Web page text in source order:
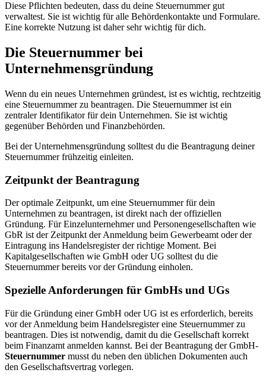
Diese Pflichten bedeuten, dass du deine Steuernummer gut
verwaltest. Sie ist wichtig für alle Behördenkontakte und Formulare.
Eine korrekte Nutzung ist daher sehr wichtig für dich.
Die Steuernummer bei
Unternehmensgründung
Wenn du ein neues Unternehmen gründest, ist es wichtig, rechtzeitig
eine Steuernummer zu beantragen. Die Steuernummer ist ein
zentraler Identifikator für dein Unternehmen. Sie ist wichtig
gegenüber Behörden und Finanzbehörden.
Bei der Unternehmensgründung solltest du die Beantragung deiner
Steuernummer frühzeitig einleiten.
Zeitpunkt der Beantragung
Der optimale Zeitpunkt, um eine Steuernummer für dein
Unternehmen zu beantragen, ist direkt nach der offiziellen
Gründung. Für Einzelunternehmer und Personengesellschaften wie
GbR ist der Zeitpunkt der Anmeldung beim Gewerbeamt oder der
Eintragung ins Handelsregister der richtige Moment. Bei
Kapitalgesellschaften wie GmbH oder UG solltest du die
Steuernummer bereits vor der Gründung einholen.
Spezielle Anforderungen für GmbHs und UGs
Für die Gründung einer GmbH oder UG ist es erforderlich, bereits
vor der Anmeldung beim Handelsregister eine Steuernummer zu
beantragen. Dies ist notwendig, damit du die Gesellschaft korrekt
beim Finanzamt anmelden kannst. Bei der Beantragung der GmbH-
Steuernummer musst du neben den üblichen Dokumenten auch
den Gesellschaftsvertrag vorlegen.